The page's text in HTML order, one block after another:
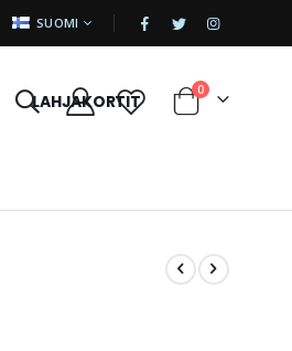
KIELI SUOMI |
LAHJAKORTIT Cart
0tuotetta